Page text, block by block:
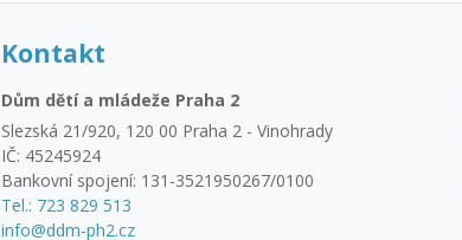
Kontakt
Dům dětí a mládeže Praha 2
Slezská 21/920, 120 00 Praha 2 - Vinohrady
IČ: 45245924
Bankovní spojení: 131-3521950267/0100
Tel.: 723 829 513
info@ddm-ph2.cz